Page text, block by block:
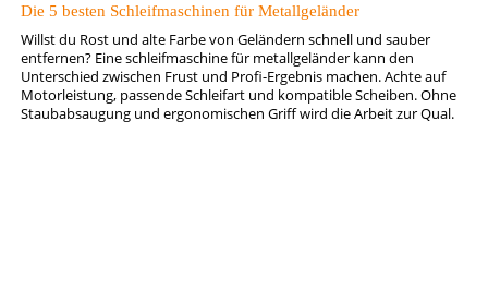
Die 5 besten Schleifmaschinen für Metallgeländer
Willst du Rost und alte Farbe von Geländern schnell und sauber
entfernen? Eine schleifmaschine für metallgeländer kann den
Unterschied zwischen Frust und Profi-Ergebnis machen. Achte auf
Motorleistung, passende Schleifart und kompatible Scheiben. Ohne
Staubabsaugung und ergonomischen Griff wird die Arbeit zur Qual.